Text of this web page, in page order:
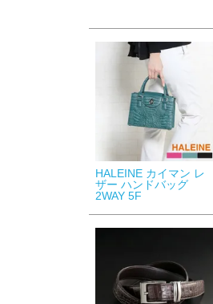
HALEINE カイマン レ
ザー ハンドバッグ
2WAY 5F